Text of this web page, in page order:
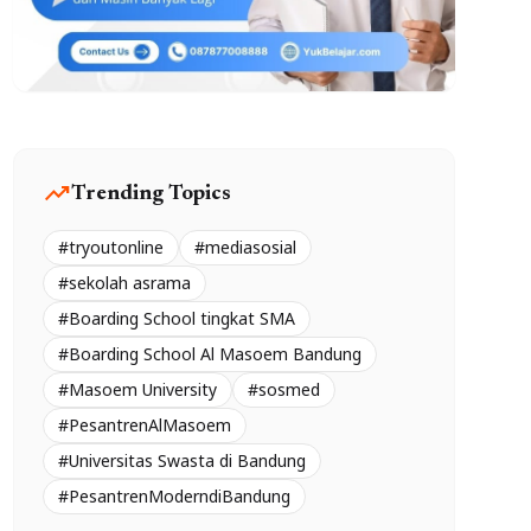
trending_upTrending Topics
#tryoutonline
#mediasosial
#sekolah asrama
#Boarding School tingkat SMA
#Boarding School Al Masoem Bandung
#Masoem University
#sosmed
#PesantrenAlMasoem
#Universitas Swasta di Bandung
#PesantrenModerndiBandung